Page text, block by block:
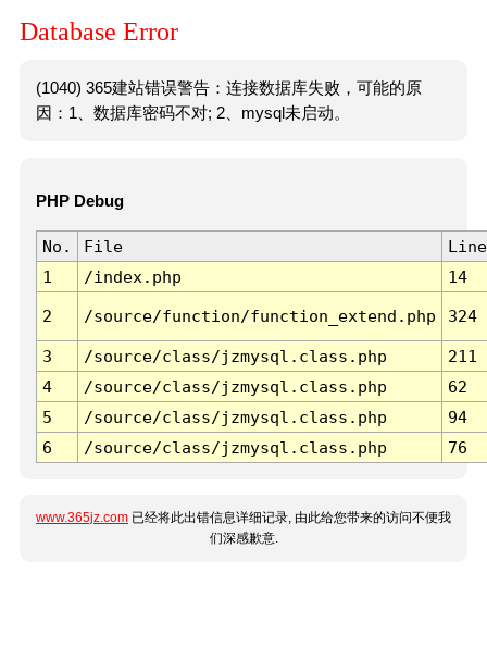
Database Error
(1040) 365建站错误警告：连接数据库失败，可能的原
因：1、数据库密码不对; 2、mysql未启动。
PHP Debug
No. File
Line
1
/index.php 14
2 /source/function/function_extend.php 324
3 /source/class/jzmysql.class.php
211
4
/source/class/jzmysql.class.php
62
5
/source/class/jzmysql.class.php
94
6
/source/class/jzmysql.class.php 76
www.365jz.com 已经将此出错信息详细记录, 由此给您带来的访问不便我
们深感歉意.